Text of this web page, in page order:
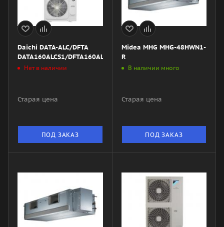
Daichi DATA-ALC/DFTA
DATA160ALCS1/DFTA160ALS1/-40/DPC04B
Нет в наличии
Старая цена
ПОД ЗАКАЗ
Midea MHG MHG-48HWN1-
R
В наличии много
Старая цена
ПОД ЗАКАЗ